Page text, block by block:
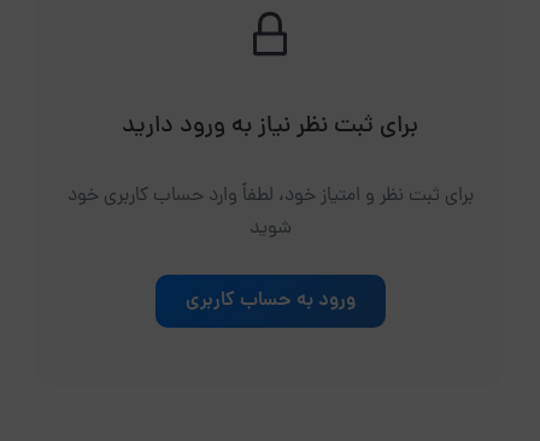
برای ثبت نظر نیاز به ورود دارید
برای ثبت نظر و امتیاز خود، لطفاً وارد حساب کاربری خود
شوید
ورود به حساب کاربری